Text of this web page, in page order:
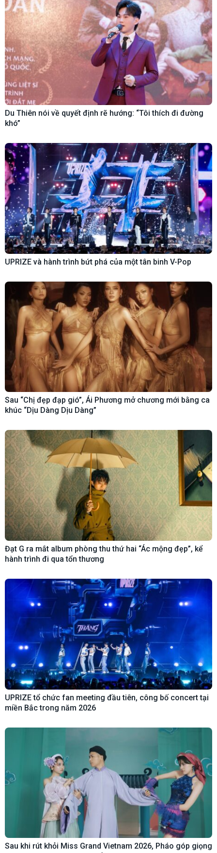
Du Thiên nói về quyết định rẽ hướng: “Tôi thích đi đường
khó”
UPRIZE và hành trình bứt phá của một tân binh V-Pop
Sau “Chị đẹp đạp gió”, Ái Phương mở chương mới bằng ca
khúc “Dịu Dàng Dịu Dàng”
Đạt G ra mắt album phòng thu thứ hai “Ác mộng đẹp”, kể
hành trình đi qua tổn thương
UPRIZE tổ chức fan meeting đầu tiên, công bố concert tại
miền Bắc trong năm 2026
Sau khi rút khỏi Miss Grand Vietnam 2026, Pháo góp giọng